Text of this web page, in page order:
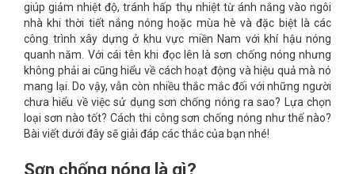
giúp giảm nhiệt độ, tránh hấp thụ nhiệt từ ánh nắng vào ngôi
nhà khi thời tiết nắng nóng hoặc mùa hè và đặc biệt là các
công trình xây dựng ở khu vực miền Nam với khí hậu nóng
quanh năm. Với cái tên khi đọc lên là sơn chống nóng nhưng
không phải ai cũng hiểu về cách hoạt động và hiệu quả mà nó
mang lại. Do vậy, vẫn còn nhiều thắc mắc đối với những người
chưa hiểu về việc sử dụng sơn chống nóng ra sao? Lựa chọn
loại sơn nào tốt? Cách thi công sơn chống nóng như thế nào?
Bài viết dưới đây sẽ giải đáp các thắc của bạn nhé!
Sơn chống nóng là gì?